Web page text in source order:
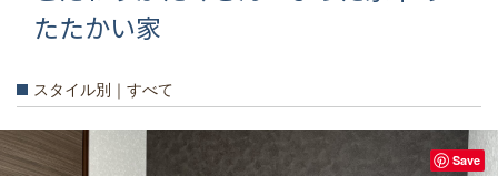
たたかい家
スタイル別｜すべて
Save